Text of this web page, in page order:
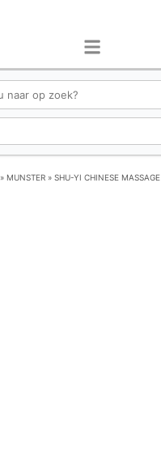
» MUNSTER » SHU-YI CHINESE MASSAGE